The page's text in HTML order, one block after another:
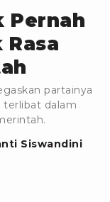
Pernah
partainya
terlibat dalam
Siswandini